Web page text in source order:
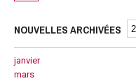
NOUVELLES ARCHIVÉES
janvier
mars